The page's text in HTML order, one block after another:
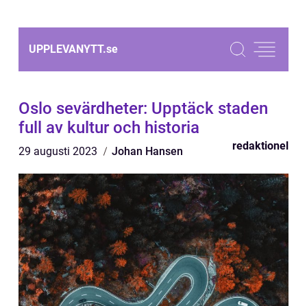
UPPLEVANYTT.se
Oslo sevärdheter: Upptäck staden
full av kultur och historia
29 augusti 2023 Johan Hansen redaktionel